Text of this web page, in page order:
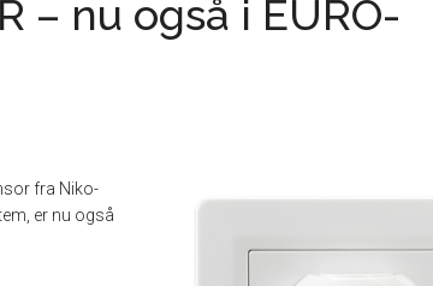
– nu også i EURO-
fra Niko-
er nu også